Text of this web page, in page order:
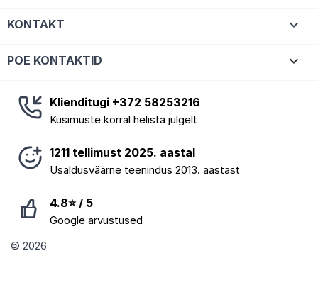
KONTAKT 
POE KONTAKTID keyboard_arrow_down
Klienditugi +372 58253216
Küsimuste korral helista julgelt
1211 tellimust 2025. aastal
Usaldusväärne teenindus 2013. aastast
4.8⭐ / 5
Google arvustused
© 2026